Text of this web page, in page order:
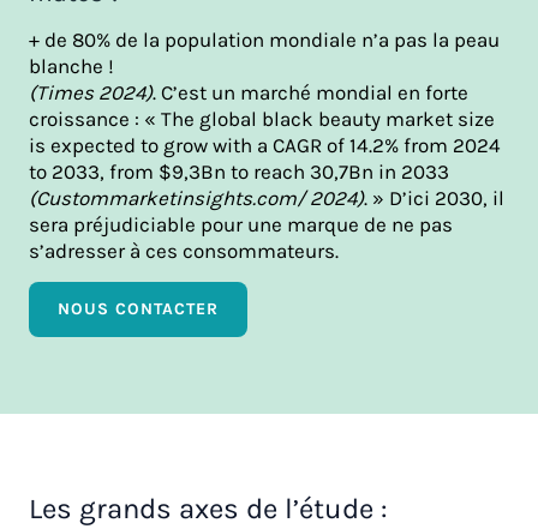
+ de 80% de la population mondiale n’a pas la peau
blanche !
(Times 2024). C’est un marché mondial en forte
croissance : « The global black beauty market size
is expected to grow with ​a CAGR of 14.2% from 2024
to 2033, from $9,3Bn to reach 30,7Bn in 2033
(Custommarketinsights.com/ 2024). » D’ici 2030, il
sera préjudiciable pour une marque de ne pas
s’adresser à ces consommateurs.
NOUS CONTACTER
Les grands axes de l’étude :